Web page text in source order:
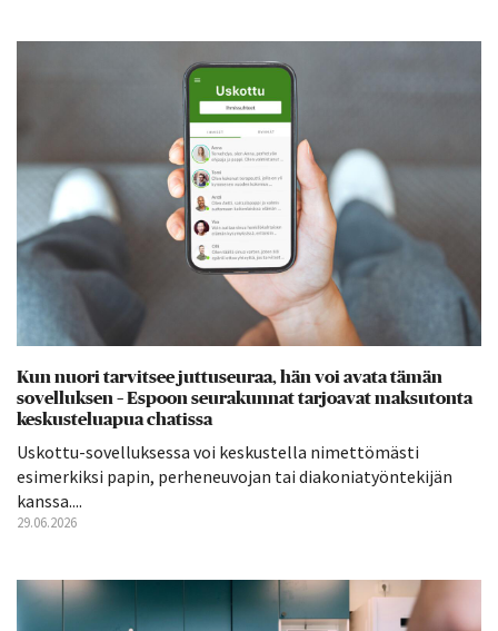
Kun nuori tarvitsee juttuseuraa, hän voi avata tämän
sovelluksen – Espoon seurakunnat tarjoavat maksutonta
keskusteluapua chatissa
Uskottu-sovelluksessa voi keskustella nimettömästi
esimerkiksi papin, perheneuvojan tai diakoniatyöntekijän
kanssa....
29.06.2026